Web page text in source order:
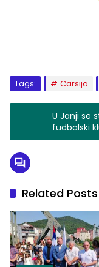
Tags: Carsija
U Janji se
fudbalski
Related Posts